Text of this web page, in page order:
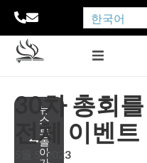
한국어
뉴
스
로
돌
아
30차 총회
전체 이벤
5월 5, 2023